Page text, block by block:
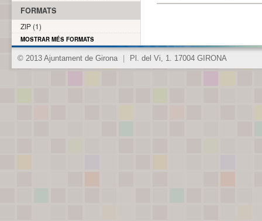
FORMATS
ZIP (1)
MOSTRAR MÉS FORMATS
© 2013 Ajuntament de Girona Pl. del Vi, 1. 17004 GIRONA